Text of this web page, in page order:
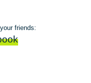
friends: